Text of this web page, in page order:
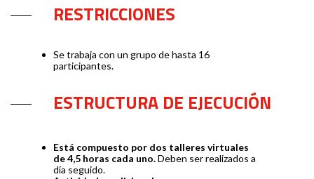
RESTRICCIONES
Se trabaja con un grupo de hasta 16
participantes.
ESTRUCTURA DE EJECUCIÓN
Está compuesto por dos talleres virtuales
de 4,5 horas cada uno.Deben ser realizados a
día seguido.